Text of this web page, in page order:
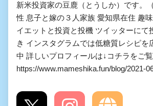
新米投資家の豆鹿（とうしか）です。
性 息子と嫁の３人家族 愛知県在住 趣
イエットと投資と投機 ツイッターにて
き インスタグラムでは低糖質レシピを
中 詳しいプロフィールは↓コチラをご
https://www.mameshika.fun/blog/2021-